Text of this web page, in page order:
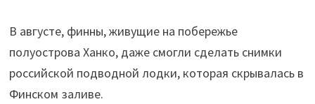
В августе, финны, живущие на побережье
полуострова Ханко, даже смогли сделать снимки
российской подводной лодки, которая скрывалась в
Финском заливе.